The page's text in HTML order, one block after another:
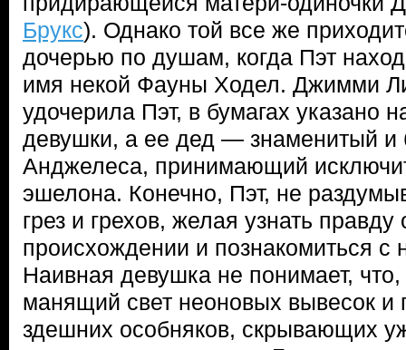
Брукс). Однако той все же
дочерью по душам, когда Пэт
имя некой Фауны Ходел. Джимми
удочерила Пэт, в бумагах указано
девушки, а ее дед — знаменитый и
Анджелеса, принимающий
эшелона. Конечно, Пэт, не
грез и грехов, желая узнать правду
происхождении и познакомиться с
Наивная девушка не понимает, что,
манящий свет неоновых вывесок
здешних особняков, скрывающих